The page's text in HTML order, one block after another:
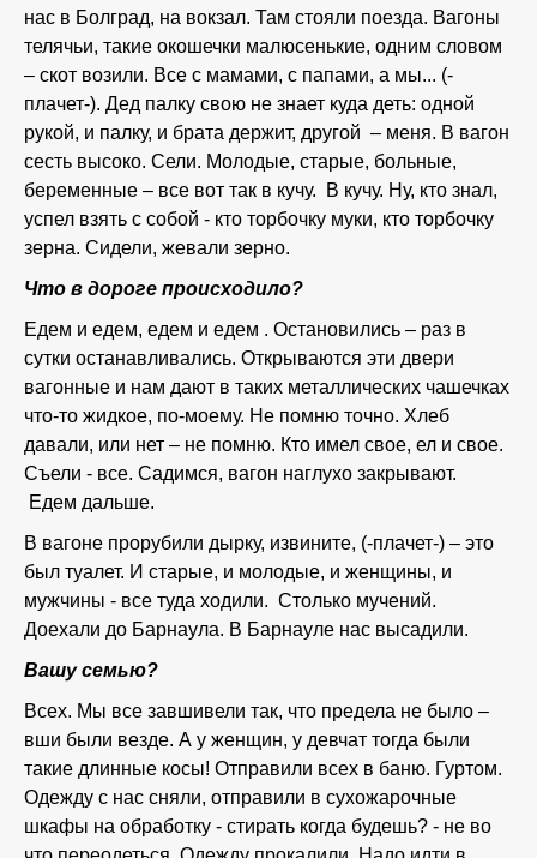
нас в Болград, на вокзал. Там стояли поезда. Вагоны
телячьи, такие окошечки малюсенькие, одним словом
– скот возили. Все с мамами, с папами, а мы... (-
плачет-). Дед палку свою не знает куда деть: одной
рукой, и палку, и брата держит, другой – меня. В вагон
сесть высоко. Сели. Молодые, старые, больные,
беременные – все вот так в кучу. В кучу. Ну, кто знал,
успел взять с собой - кто торбочку муки, кто торбочку
зерна. Сидели, жевали зерно.
Что в дороге происходило?
Едем и едем, едем и едем . Остановились – раз в
сутки останавливались. Открываются эти двери
вагонные и нам дают в таких металлических чашечках
что-то жидкое, по-моему. Не помню точно. Хлеб
давали, или нет – не помню. Кто имел свое, ел и свое.
Съели - все. Садимся, вагон наглухо закрывают.
Едем дальше.
В вагоне прорубили дырку, извините, (-плачет-) – это
был туалет. И старые, и молодые, и женщины, и
мужчины - все туда ходили. Столько мучений.
Доехали до Барнаула. В Барнауле нас высадили.
Вашу семью?
Всех. Мы все завшивели так, что предела не было –
вши были везде. А у женщин, у девчат тогда были
такие длинные косы! Отправили всех в баню. Гуртом.
Одежду с нас сняли, отправили в сухожарочные
шкафы на обработку - стирать когда будешь? - не во